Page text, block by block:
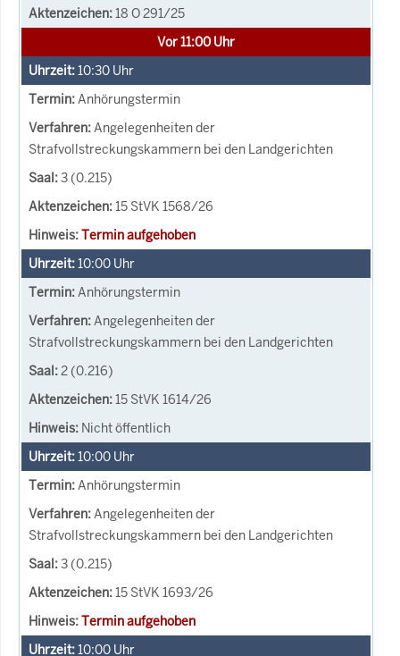
18 O 291/25
Vor 11:00 Uhr
10:30 Uhr
Anhörungstermin
Angelegenheiten der
Strafvollstreckungskammern bei den Landgerichten
3 (0.215)
15 StVK 1568/26
Termin aufgehoben
10:00 Uhr
Anhörungstermin
Angelegenheiten der
Strafvollstreckungskammern bei den Landgerichten
2 (0.216)
15 StVK 1614/26
Nicht öffentlich
10:00 Uhr
Anhörungstermin
Angelegenheiten der
Strafvollstreckungskammern bei den Landgerichten
3 (0.215)
15 StVK 1693/26
Termin aufgehoben
10:00 Uhr